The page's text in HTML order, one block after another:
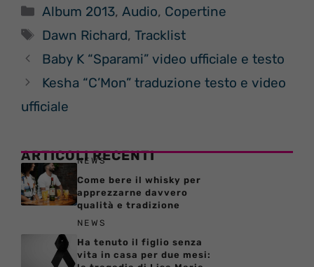
Categorie
Album 2013,Audio, Copertine
Tag
Dawn Richard,Tracklist
Baby K “Sparami” video ufficiale e testo
Kesha “C’Mon” traduzione testo e video
ufficiale
ARTICOLI RECENTI
NEWS
Come bere il whisky per
apprezzarne davvero
qualità e tradizione
NEWS
Ha tenuto il figlio senza
vita in casa per due mesi: